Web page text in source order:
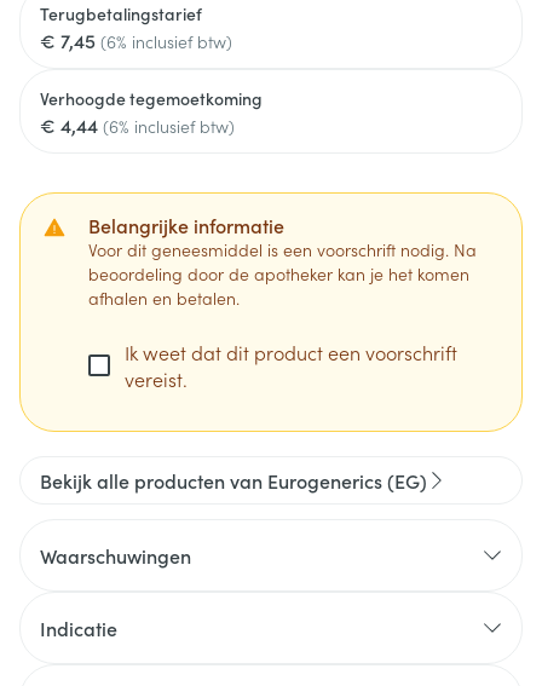
Terugbetalingstarief
€ 7,45 (6% inclusief btw)
Verhoogde tegemoetkoming
€ 4,44 (6% inclusief btw)
Belangrijke informatie
Voor dit geneesmiddel is een voorschrift nodig. Na
beoordeling door de apotheker kan je het komen
afhalen en betalen.
Ik weet dat dit product een voorschrift
vereist.
Bekijk alle producten van Eurogenerics (EG)
Waarschuwingen
Indicatie